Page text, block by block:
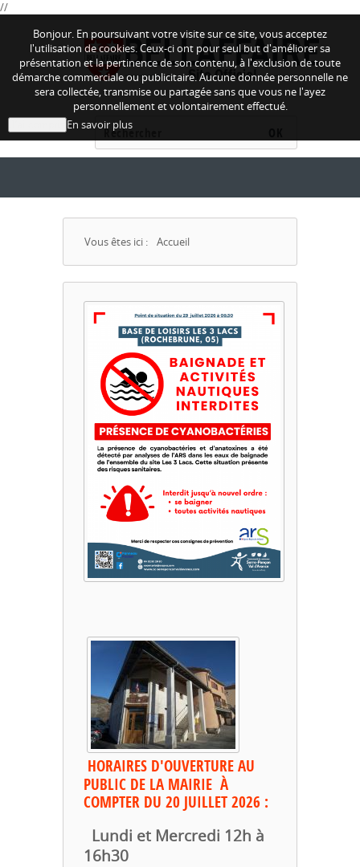
//
Bonjour. En poursuivant votre visite sur ce site, vous acceptez
l'utilisation de cookies. Ceux-ci ont pour seul but d'améliorer sa
présentation et la pertinence de son contenu, à l'exclusion de toute
démarche commerciale ou publicitaire. Aucune donnée personnelle ne
sera collectée, transmise ou partagée sans que vous ne l'ayez
personnellement et volontairement effectué.
En savoir plus
Vous êtes ici : Accueil
HORAIRES D'OUVERTUREAU
PUBLIC DE LA MAIRIE À
COMPTER DU 20 JUILLET 2026 :
Lundi et Mercredi 12h à
16h30